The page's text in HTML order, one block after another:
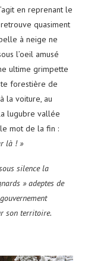
en reprenant le
quasiment
à neige ne
l’oeil amusé
ultime grimpette
forestière de
la voiture, au
lugubre vallée
le mot de la fin :
là ! »
silence la
» adeptes de
son territoire.